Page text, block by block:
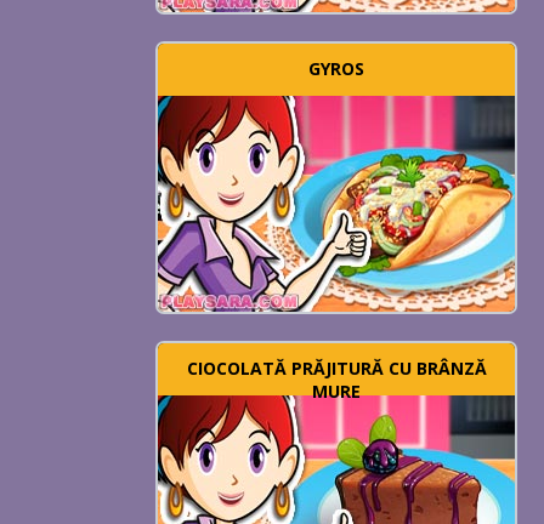
GYROS
CIOCOLATĂ PRĂJITURĂ CU BRÂNZĂ
MURE